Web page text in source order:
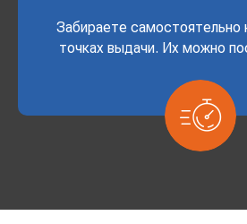
Забираете самостоятельно
точках выдачи. Их можно